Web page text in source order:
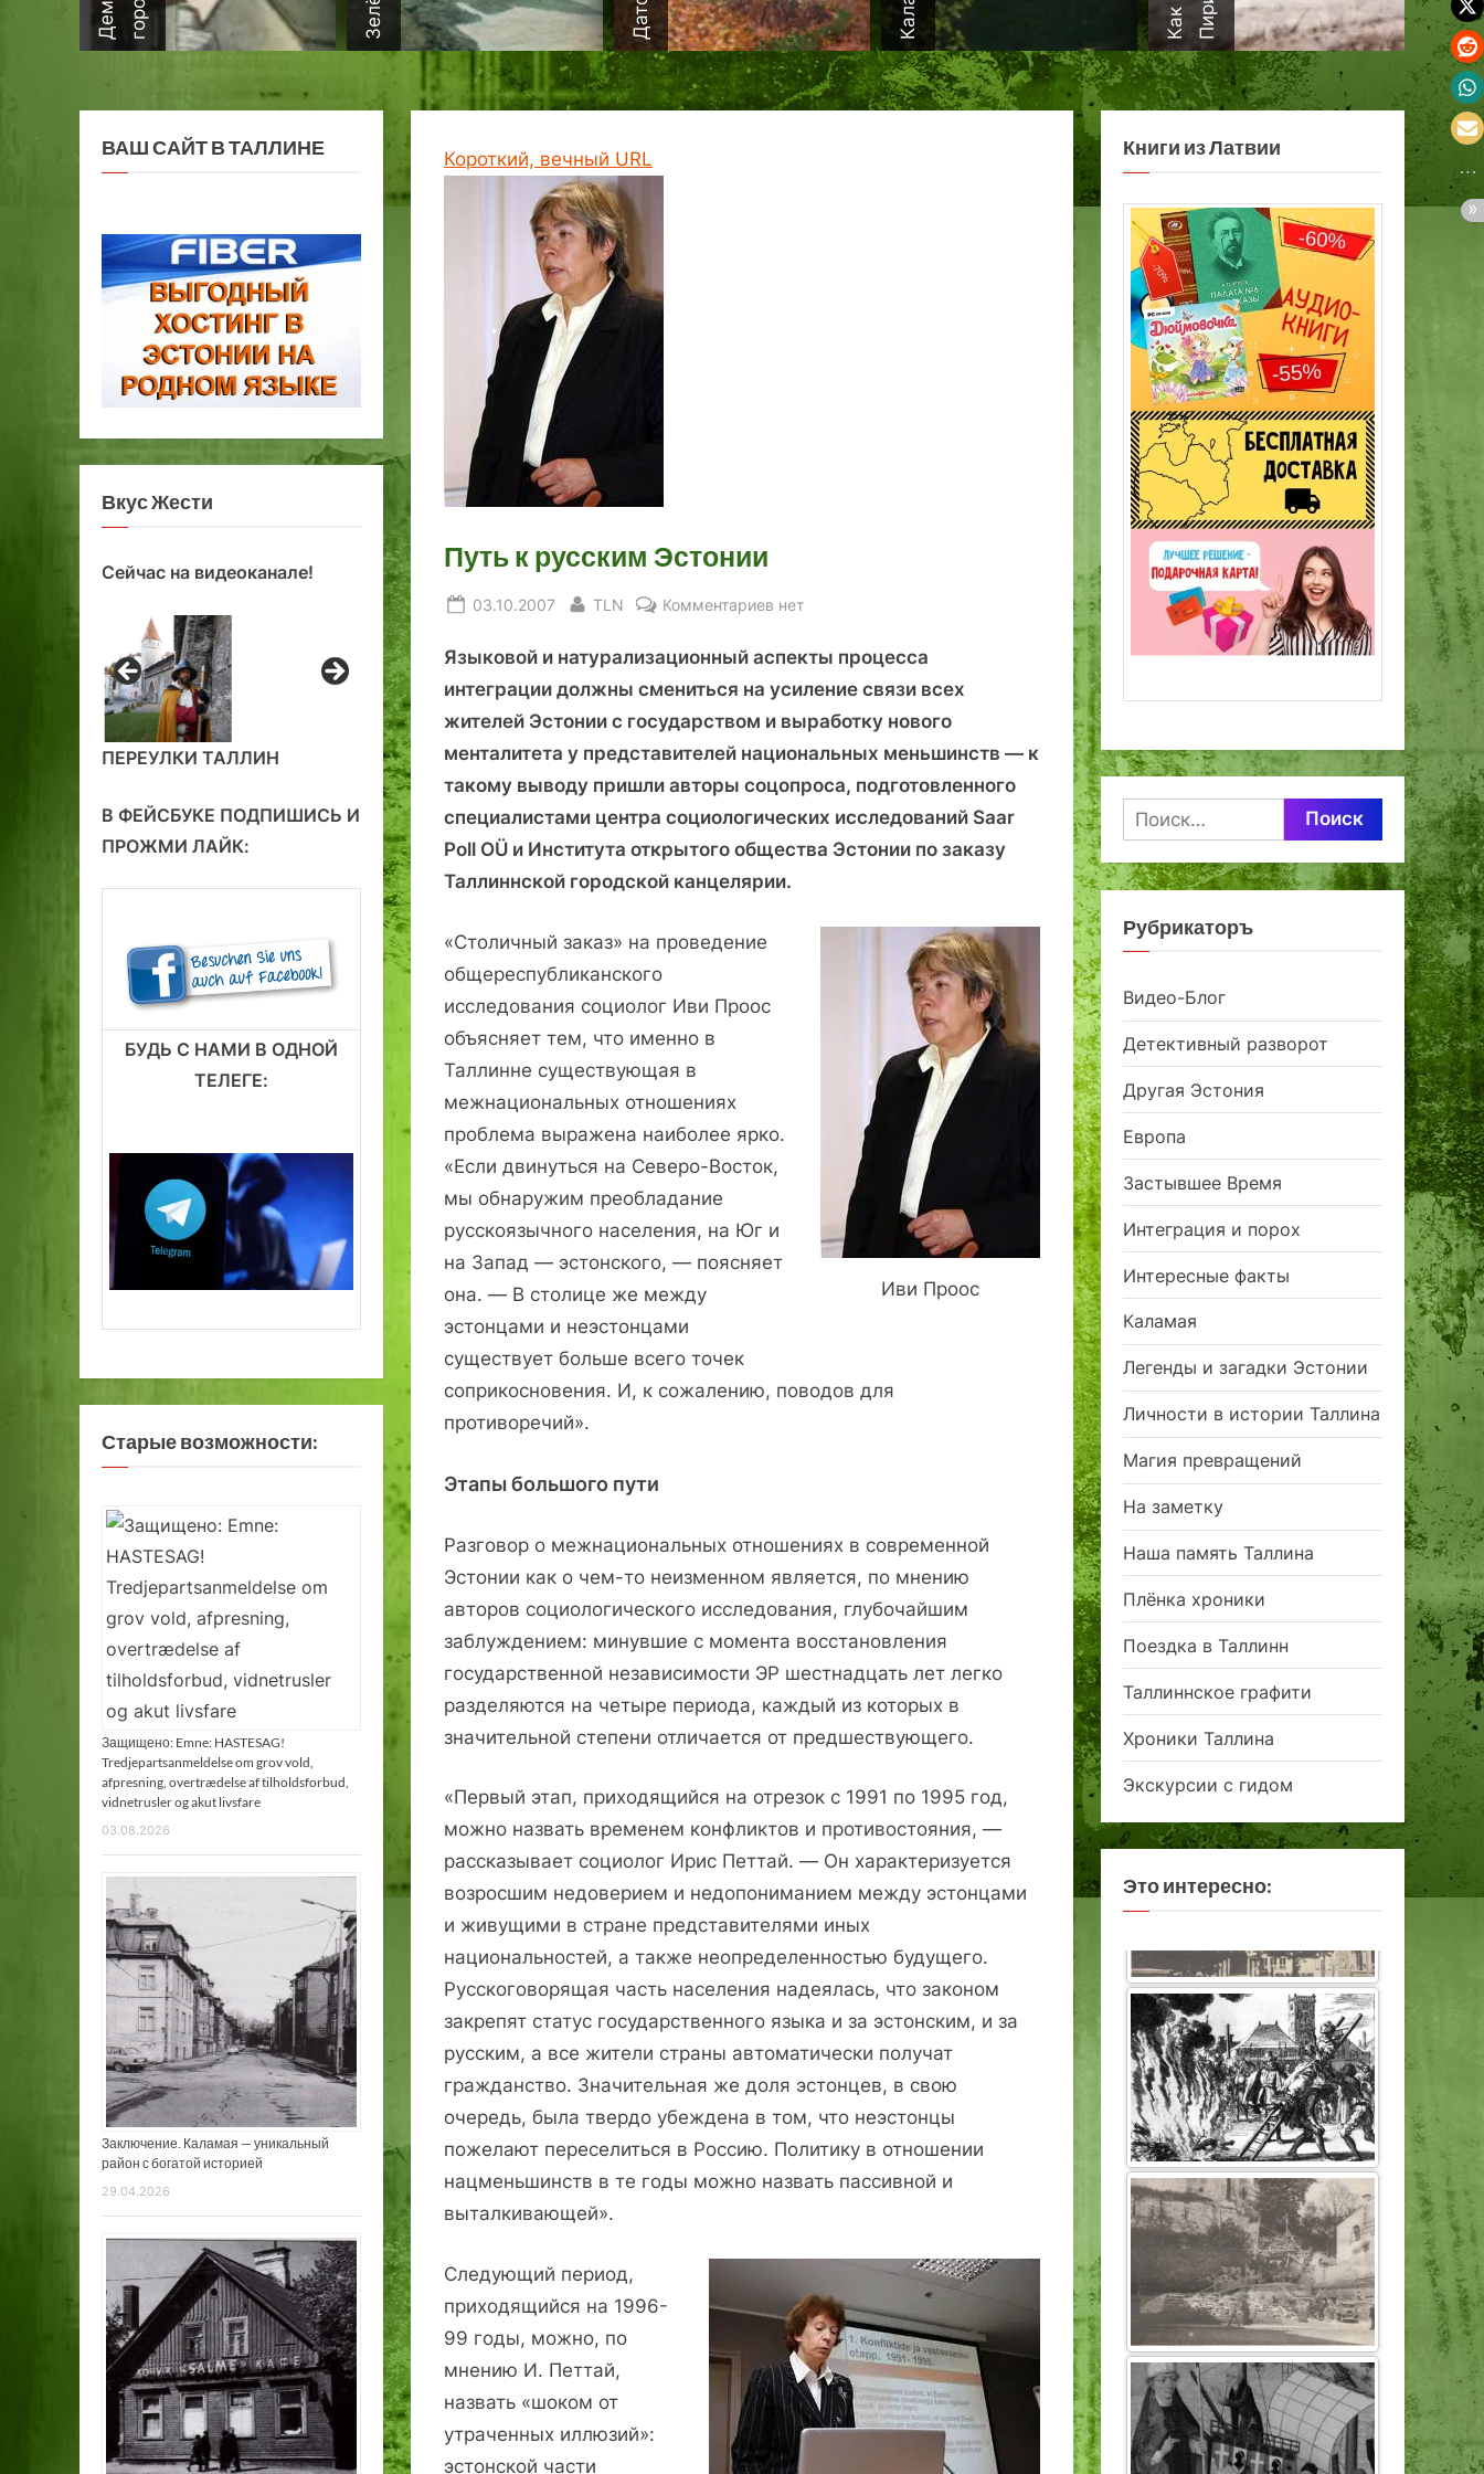
Короткий, вечный URL
Путь к русским Эстонии
Posted
03.10.2007 By
TLN Комментариев к
Путь
к
русским
нет
Языковой и натурализационный аспекты процесса
интеграции должны смениться на усиление связи всех
жителей Эстонии с государством и выработку нового
менталитета у представителей национальных меньшинств — к
такому выводу пришли авторы соцопроса, подготовленного
специалистами центра социологических исследований Saar
Poll OÜ и Института открытого общества Эстонии по заказу
Таллиннской городской канцелярии.
Иви Проос
«Столичный заказ» на проведение
общереспубликанского
исследования социолог Иви Проос
объясняет тем, что именно в
Таллинне существующая в
межнациональных отношениях
проблема выражена наиболее ярко.
«Если двинуться на Северо-Восток,
мы обнаружим преобладание
русскоязычного населения, на Юг и
на Запад — эстонского, — поясняет
она. — В столице же между
эстонцами и неэстонцами
существует больше всего точек
соприкосновения. И, к сожалению, поводов для
противоречий».
Этапы большого пути
Разговор о межнациональных отношениях в современной
Эстонии как о чем-то неизменном является, по мнению
авторов социологического исследования, глубочайшим
заблуждением: минувшие с момента восстановления
государственной независимости ЭР шестнадцать лет легко
разделяются на четыре периода, каждый из которых в
значительной степени отличается от предшествующего.
«Первый этап, приходящийся на отрезок с 1991 по 1995 год,
можно назвать временем конфликтов и противостояния, —
рассказывает социолог Ирис Петтай. — Он характеризуется
возросшим недоверием и недопониманием между эстонцами
и живущими в стране представителями иных
национальностей, а также неопределенностью будущего.
Русскоговорящая часть населения надеялась, что законом
закрепят статус государственного языка и за эстонским, и за
русским, а все жители страны автоматически получат
гражданство. Значительная же доля эстонцев, в свою
очередь, была твердо убеждена в том, что неэстонцы
пожелают переселиться в Россию. Политику в отношении
нацменьшинств в те годы можно назвать пассивной и
выталкивающей».
Следующий период,
приходящийся на 1996-
99 годы, можно, по
мнению И. Петтай,
назвать «шоком от
утраченных иллюзий»:
эстонской части
ВАШ САЙТ В ТАЛЛИНЕ
Вкус Жести
Сейчас на видеоканале!
ПЕРЕУЛКИ ТАЛЛИН
В ФЕЙСБУКЕ ПОДПИШИСЬ И
ПРОЖМИ ЛАЙК:
БУДЬ С НАМИ В ОДНОЙ
ТЕЛЕГЕ:
Старые возможности:
Защищено: Emne: HASTESAG!
Tredjepartsanmeldelse om grov vold,
afpresning, overtrædelse af tilholdsforbud,
vidnetrusler og akut livsfare
03.08.2026
Заключение. Каламая — уникальный
район с богатой историей
29.04.2026
Книги из Латвии
Найти:
Рубрикаторъ
Видео-Блог
Детективный разворот
Другая Эстония
Европа
Застывшее Время
Интеграция и порох
Интересные факты
Каламая
Легенды и загадки Эстонии
Личности в истории Таллина
Магия превращений
На заметку
Наша память Таллина
Плёнка хроники
Поездка в Таллинн
Таллиннское графити
Хроники Таллина
Экскурсии с гидом
Это интересно: